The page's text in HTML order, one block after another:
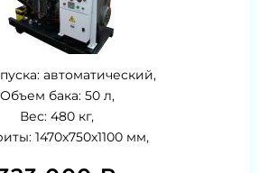
автоматический,
Объем бака: 50 л,
Вес: 480 кг,
1470x750x1100 мм,